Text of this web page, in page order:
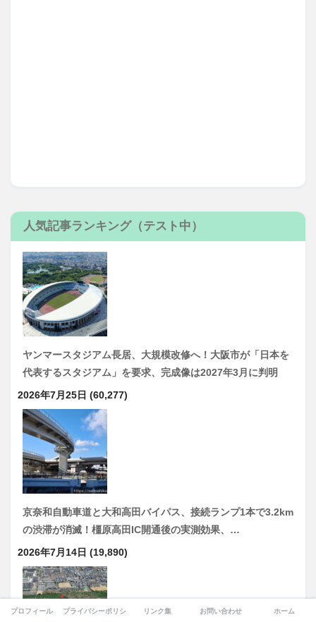
人気記事ランキング（テスト中）
ヤンマースタジアム長居、大規模改修へ！大阪市が「日本を
代表するスタジアム」を要求、完成像は2027年3月に判明
2026年7月25日 (60,277)
京奈和自動車道と大和高田バイパス、接続ランプ1本で3.2km
の渋滞が消滅！橿原高田IC開通後の実測効果、…
2026年7月14日 (19,890)
プロフィール プライバシーポリシー リンク集 お問い合わせ ホーム